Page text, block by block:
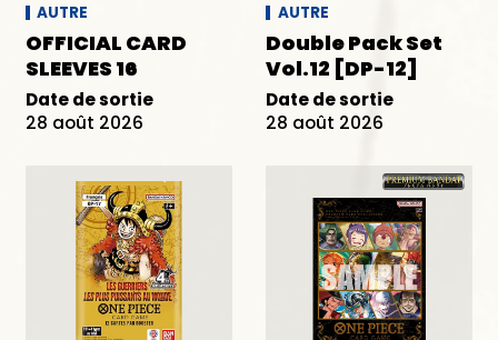
AUTRE
OFFICIAL CARD
SLEEVES 16
Date de sortie
28 août 2026
AUTRE
Double Pack Set
Vol.12 [DP-12]
Date de sortie
28 août 2026